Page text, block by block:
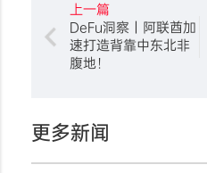
上一篇
DeFu洞察丨阿联酋加
速打造背靠中东北非
腹地！
更多新闻